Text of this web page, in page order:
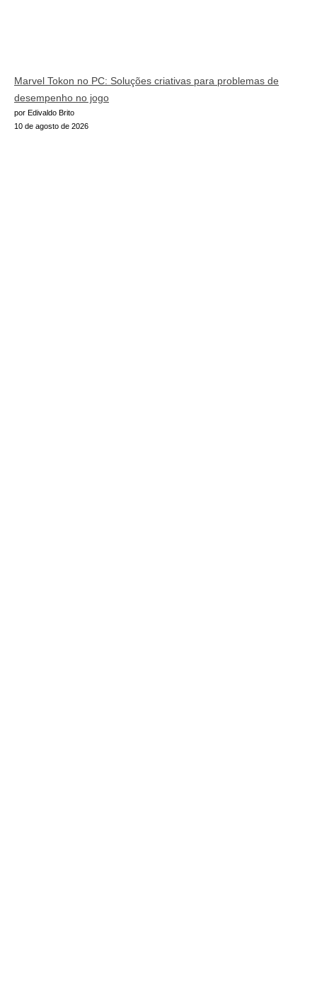
Marvel Tokon no PC: Soluções criativas para problemas de
desempenho no jogo
por Edivaldo Brito
10 de agosto de 2026